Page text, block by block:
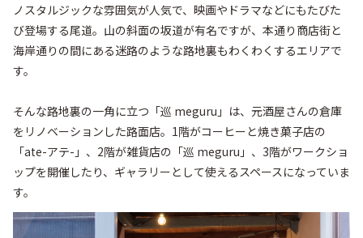
ノスタルジックな雰囲気が人気で、映画やドラマなどにもたびた
び登場する尾道。山の斜面の坂道が有名ですが、本通り商店街と
海岸通りの間にある迷路のような路地裏もわくわくするエリアで
す。
そんな路地裏の一角に立つ「巡 meguru」は、元酒屋さんの倉庫
をリノベーションした路面店。1階がコーヒーと焼き菓子店の
「ate-アテ-」、2階が雑貨店の「巡 meguru」、3階がワークショ
ップを開催したり、ギャラリーとして使えるスペースになっていま
す。